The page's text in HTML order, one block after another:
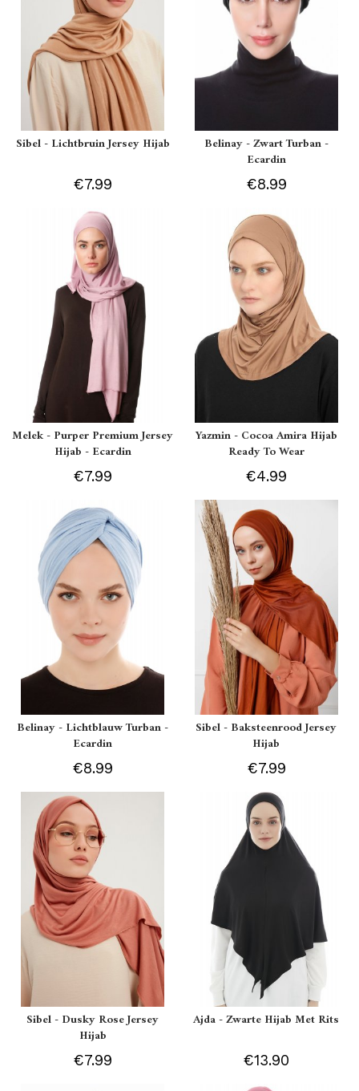
Sibel - Lichtbruin Jersey Hijab
€7.99
Belinay - Zwart Turban -
Ecardin
€8.99
Melek - Purper Premium Jersey
Hijab - Ecardin
€7.99
Yazmin - Cocoa Amira Hijab
Ready To Wear
€4.99
Belinay - Lichtblauw Turban -
Ecardin
€8.99
Sibel - Baksteenrood Jersey
Hijab
€7.99
Sibel - Dusky Rose Jersey
Hijab
€7.99
Ajda - Zwarte Hijab Met Rits
€13.90